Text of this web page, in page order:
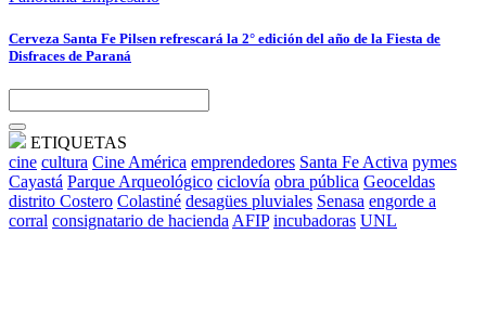
Cerveza Santa Fe Pilsen refrescará la 2° edición del año de la Fiesta de
Disfraces de Paraná
ETIQUETAS
cine cultura Cine América emprendedores Santa Fe Activa pymes
Cayastá Parque Arqueológico ciclovía obra pública Geoceldas
distrito Costero Colastiné desagües pluviales Senasa engorde a
corral consignatario de hacienda AFIP incubadoras UNL